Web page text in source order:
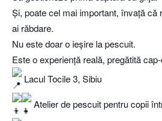
Și, poate cel mai important, învață că
ai răbdare.
Nu este doar o ieșire la pescuit.
Este o experiență reală, pregătită
Lacul Tocile 3, Sibiu
Atelier de pescuit pentru copii